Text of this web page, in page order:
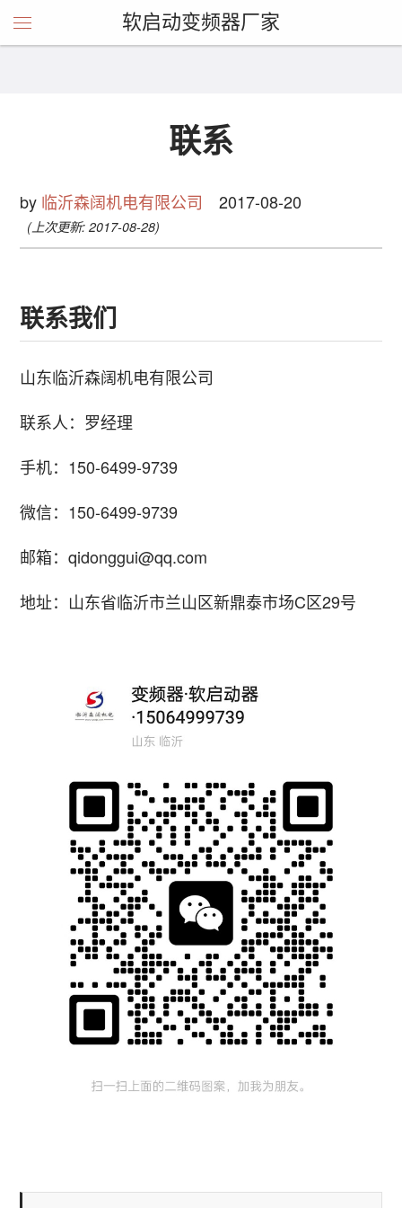
软启动变频器厂家
联系
by 临沂森阔机电有限公司 2017-08-20
(上次更新: 2017-08-28)
联系我们
山东临沂森阔机电有限公司
联系人：罗经理
手机：150-6499-9739
微信：150-6499-9739
邮箱：qidonggui@qq.com
地址：山东省临沂市兰山区新鼎泰市场C区29号